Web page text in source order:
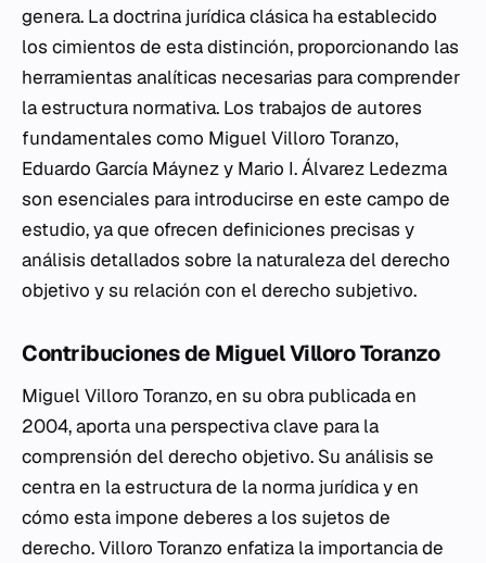
genera. La doctrina jurídica clásica ha establecido
los cimientos de esta distinción, proporcionando las
herramientas analíticas necesarias para comprender
la estructura normativa. Los trabajos de autores
fundamentales como Miguel Villoro Toranzo,
Eduardo García Máynez y Mario I. Álvarez Ledezma
son esenciales para introducirse en este campo de
estudio, ya que ofrecen definiciones precisas y
análisis detallados sobre la naturaleza del derecho
objetivo y su relación con el derecho subjetivo.
Contribuciones de Miguel Villoro Toranzo
Miguel Villoro Toranzo, en su obra publicada en
2004, aporta una perspectiva clave para la
comprensión del derecho objetivo. Su análisis se
centra en la estructura de la norma jurídica y en
cómo esta impone deberes a los sujetos de
derecho. Villoro Toranzo enfatiza la importancia de